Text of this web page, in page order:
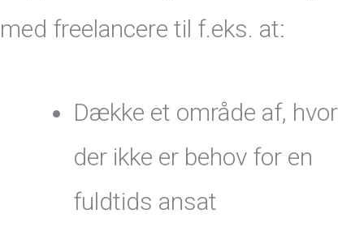
med freelancere til f.eks. at:
Dække et område af, hvor
der ikke er behov for en
fuldtids ansat